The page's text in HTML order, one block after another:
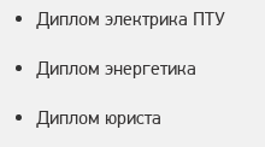
Диплом электрика ПТУ
Диплом энергетика
Диплом юриста